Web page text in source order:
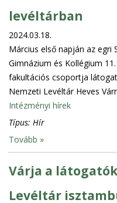
levéltárban
2024.03.18.
Március első napján az egri
Gimnázium és Kollégium
fakultációs csoportja
Nemzeti Levéltár Heves
Intézményi hírek
Típus: Hír
Tovább »
Várja a
Levéltár